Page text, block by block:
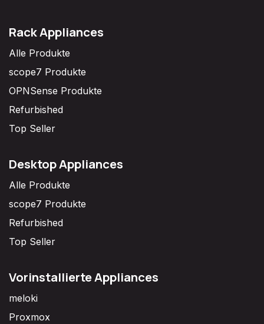
Rack Appliances
Alle Produkte
scope7 Produkte
OPNSense Produkte
Refurbished
Top Seller
Desktop Appliances
Alle Produkte
scope7 Produkte
Refurbished
Top Seller
Vorinstallierte Appliances
meloki
Proxmox